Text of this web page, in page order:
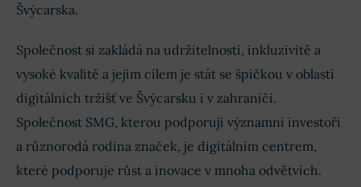
Švýcarska.
Společnost si zakládá na udržitelnosti, inkluzivitě a
vysoké kvalitě a jejím cílem je stát se špičkou v oblasti
digitálních tržišť ve Švýcarsku i v zahraničí.
Společnost SMG, kterou podporují významní investoři
a různorodá rodina značek, je digitálním centrem,
které podporuje růst a inovace v mnoha odvětvích.